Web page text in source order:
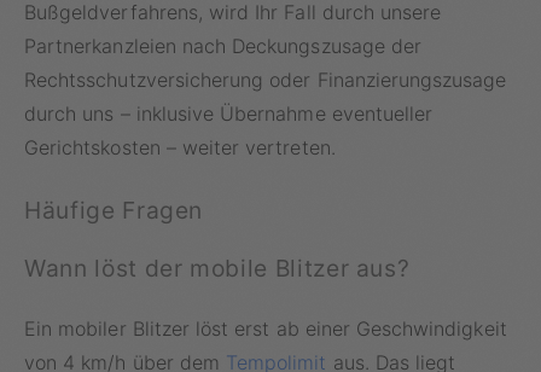
Bußgeldverfahrens, wird Ihr Fall durch unsere
Partnerkanzleien nach Deckungszusage der
Rechtsschutzversicherung oder Finanzierungszusage
durch uns – inklusive Übernahme eventueller
Gerichtskosten – weiter vertreten.
Häufige Fragen
Wann löst der mobile Blitzer aus?
Ein mobiler Blitzer löst erst ab einer Geschwindigkeit
von 4 km/h über dem Tempolimit aus. Das liegt